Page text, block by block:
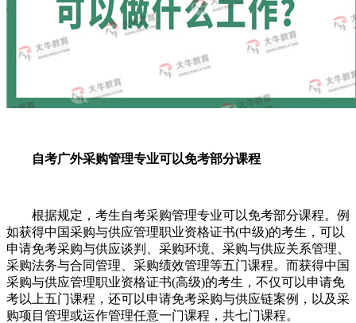
自考广外采购管理专业可以免考部分课程
根据规定，考生自考采购管理专业可以免考部分课程。 例
如获得中国采购与供应管理职业资格证书(中级)的考生，可以
申请免考采购与供应谈判、采购环境、采购与供应关系管理、
采购法务与合同管理、采购绩效管理等五门课程。而获得中国
采购与供应管理职业资格证书(高级)的考生，不仅可以申请免
考以上五门课程，还可以申请免考采购与供应链案例，以及采
购项目管理或运作管理任意一门课程，共七门课程。